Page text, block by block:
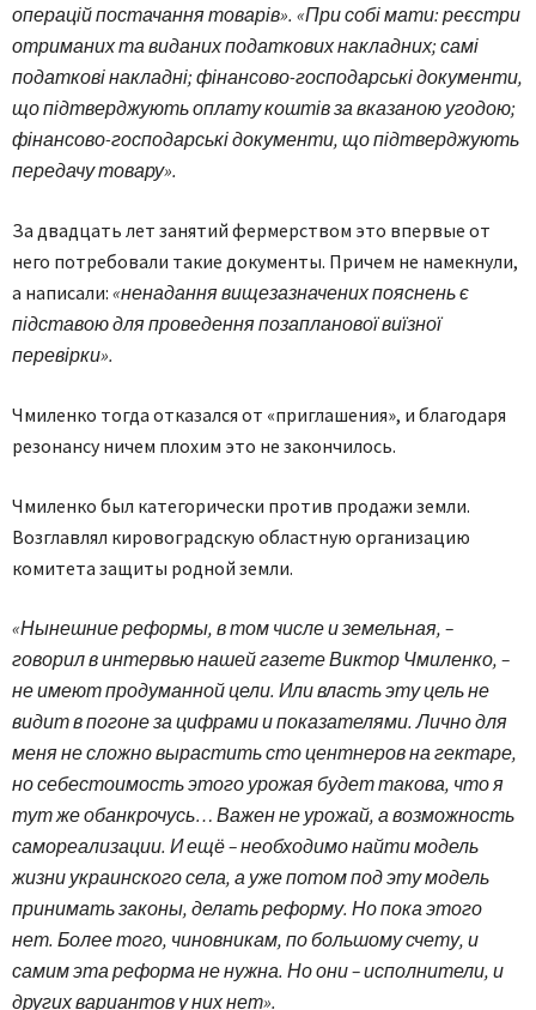
операцій постачання товарів». «При собі мати: реєстри
отриманих та виданих податкових накладних; самі
податкові накладні; фінансово-господарські документи,
що підтверджують оплату коштів за вказаною угодою;
фінансово-господарські документи, що підтверджують
передачу товару».
За двадцать лет занятий фермерством это впервые от
него потребовали такие документы. Причем не намекнули,
а написали: «ненадання вищезазначених пояснень є
підставою для проведення позапланової виїзної
перевірки».
Чмиленко тогда отказался от «приглашения», и благодаря
резонансу ничем плохим это не закончилось.
Чмиленко был категорически против продажи земли.
Возглавлял кировоградскую областную организацию
комитета защиты родной земли.
«Нынешние реформы, в том числе и земельная, –
говорил в интервью нашей газете Виктор Чмиленко, –
не имеют продуманной цели. Или власть эту цель не
видит в погоне за цифрами и показателями. Лично для
меня не сложно вырастить сто центнеров на гектаре,
но себестоимость этого урожая будет такова, что я
тут же обанкрочусь… Важен не урожай, а возможность
самореализации. И ещё – необходимо найти модель
жизни украинского села, а уже потом под эту модель
принимать законы, делать реформу. Но пока этого
нет. Более того, чиновникам, по большому счету, и
самим эта реформа не нужна. Но они – исполнители, и
других вариантов у них нет».